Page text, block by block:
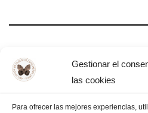
Gestionar el
las cookies
Para ofrecer las mejores experiencias,
Día Mundial de la
2025